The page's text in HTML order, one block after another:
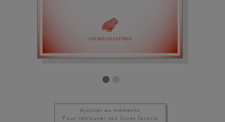
Ajouter au mémento
Pour retrouver vos livres favoris